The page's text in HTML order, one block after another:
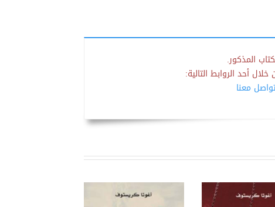
المذكور.
أحد الروابط التالية:
معنا